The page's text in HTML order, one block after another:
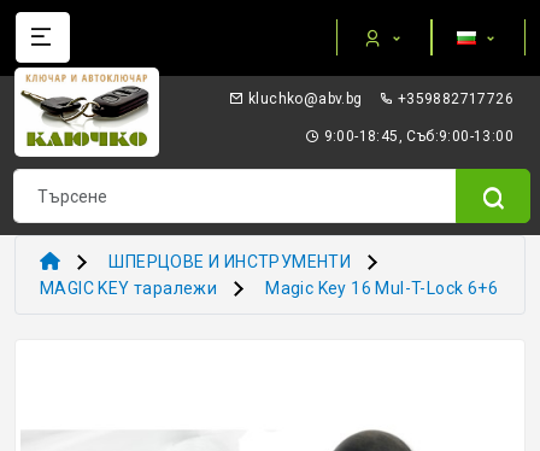
gb.vba@okhculk +359882717726
9:00-18:45, Съб:9:00-13:00
Категории
AUTEL ПРИБОРИ И ОБОРУДВАНЕ
I/O TERMINAL
KEYDIY - ПРИБОРИ КЛЮЧОВЕ ТРАНСПОНДЕРИ
XHORSE VVDI
ШПЕРЦОВЕ И ИНСТРУМЕНТИ
MAGIC KEY таралежи
Magic Key 16 Mul-T-Lock 6+6